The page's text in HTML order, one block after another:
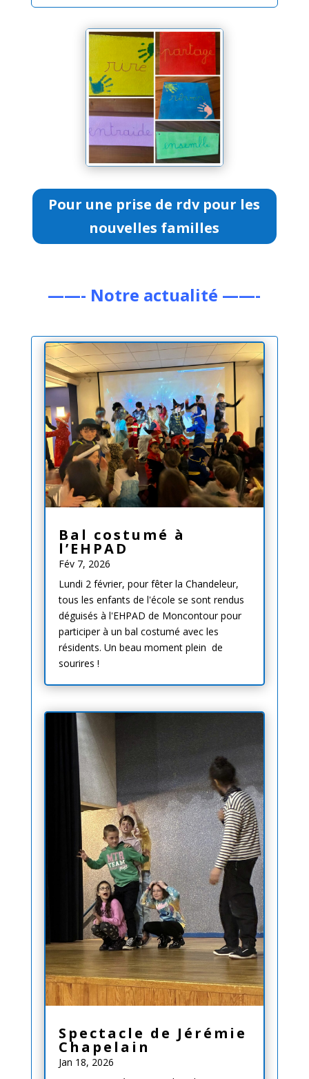
Pour une prise de rdv pour les
nouvelles familles
——- Notre actualité ——-
Bal costumé à
l’EHPAD
Fév 7, 2026
Lundi 2 février, pour fêter la Chandeleur,
tous les enfants de l'école se sont rendus
déguisés à l'EHPAD de Moncontour pour
participer à un bal costumé avec les
résidents. Un beau moment plein de
sourires !
Spectacle de Jérémie
Chapelain
Jan 18, 2026